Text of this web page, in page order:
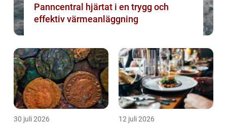
Panncentral hjärtat i en trygg och
effektiv värmeanläggning
30 juli 2026 12 juli 2026